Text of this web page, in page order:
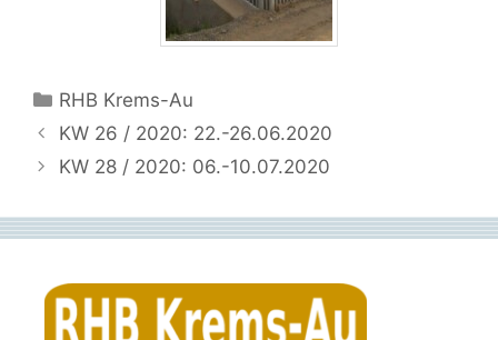
Kategorien
RHB Krems-Au
KW 26 / 2020: 22.-26.06.2020
KW 28 / 2020: 06.-10.07.2020